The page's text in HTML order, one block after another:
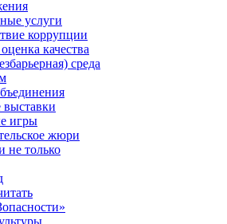
услуги
коррупции
качества
среда
игры
жюри
не только